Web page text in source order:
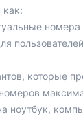
как:
номера
которые
ноутбук,